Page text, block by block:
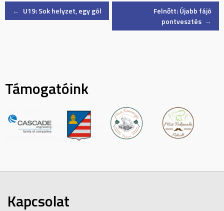
Post
← U19: Sok helyzet, egy gól
Felnőtt: Újabb fájó
pontvesztés →
Támogatóink
Kapcsolat